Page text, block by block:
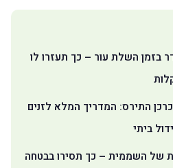
בזמן השלת עור – כך תעזרו לו
התירס: המדריך המלא לזנים
ביתי
של השממית – כך תסירו בבטחה